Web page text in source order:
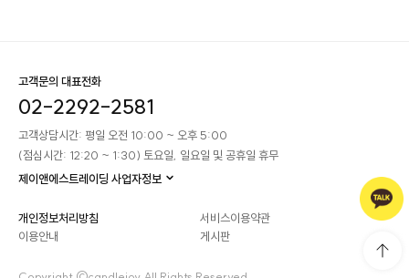
고객문의 대표전화
02-2292-2581
고객상담시간: 평일 오전 10:00 ~ 오후 5:00
(점심시간: 12:20 ~ 1:30) 토요일, 일요일 및 공휴일 휴무
제이앤에스트레이딩 사업자정보
개인정보처리방침
서비스이용약관
이용안내
게시판